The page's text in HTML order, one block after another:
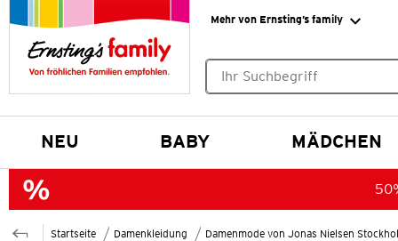
Mehr von Ernsting’s family
NEU BABY MÄDCHEN
Startseite Damenkleidung Damenmode von Jonas Nielsen